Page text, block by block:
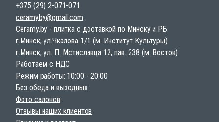
+375 (29) 2-071-071
ceramyby@gmail.com
Ceramy.by - плитка с доставкой по Минску и РБ
г.Минск, ул.Чкалова 1/1 (м. Институт Культуры)
г.Минск, ул. П. Мстиславца 12, пав. 238 (м. Восток)
Работаем с НДС
Режим работы: 10:00 - 20:00
Без обеда и выходных
Фото салонов
Отзывы наших клиентов